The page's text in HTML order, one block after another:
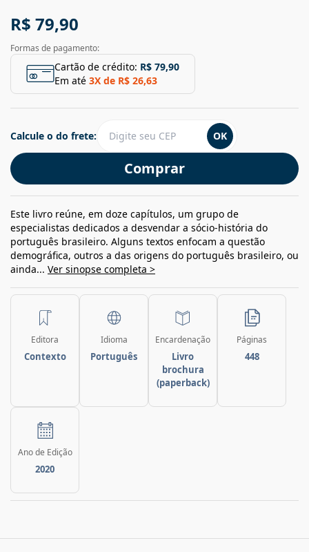
R$ 79,90
Formas de pagamento:
Cartão de crédito: R$ 79,90
Em até 3X de R$ 26,63
Comprar
Calcule o do frete: OK
Este livro reúne, em doze capítulos, um grupo de
especialistas dedicados a desvendar a sócio-história do
português brasileiro. Alguns textos enfocam a questão
demográfica, outros a das origens do português brasileiro, ou
ainda... Ver sinopse completa >
Editora
Contexto
Idioma
Português
Encardenação
Livro
brochura
(paperback)
Páginas
448
Ano de Edição
2020